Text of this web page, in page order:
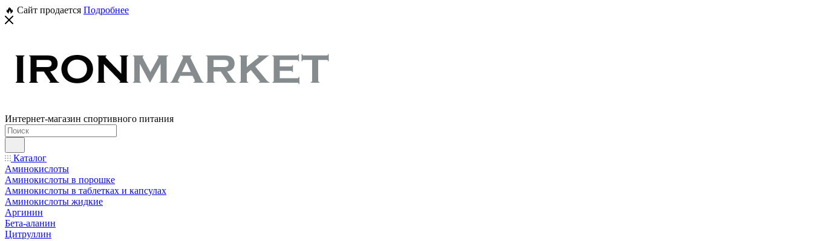
🔥 Сайт продается Подробнее
Интернет-магазин спортивного питания
Каталог
Аминокислоты
Аминокислоты в порошке
Аминокислоты в таблетках и капсулах
Аминокислоты жидкие
Аргинин
Бета-аланин
Цитруллин